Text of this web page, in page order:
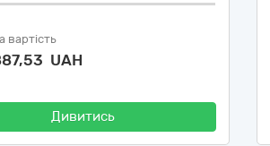
вартість
UAH
Дивитись